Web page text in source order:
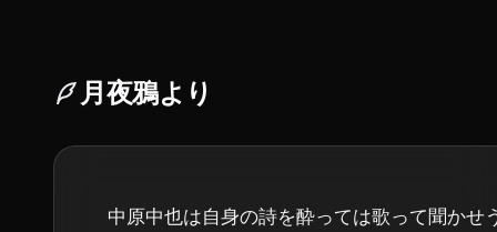
月夜鴉より
中原中也は自身の詩を酔っては歌って聞かせ